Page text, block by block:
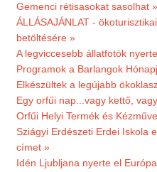
Gemenci rétisasokat sasolhat »
ÁLLÁSAJÁNLAT -
betöltésére »
A legviccesebb állatfotók
Programok a Barlangok
Elkészültek a legújabb
Egy orfűi nap...vagy kettő,
Orfűi Helyi Termék és
Sziágyi Erdészeti Erdei Iskola
címet »
Idén Ljubljana nyerte el